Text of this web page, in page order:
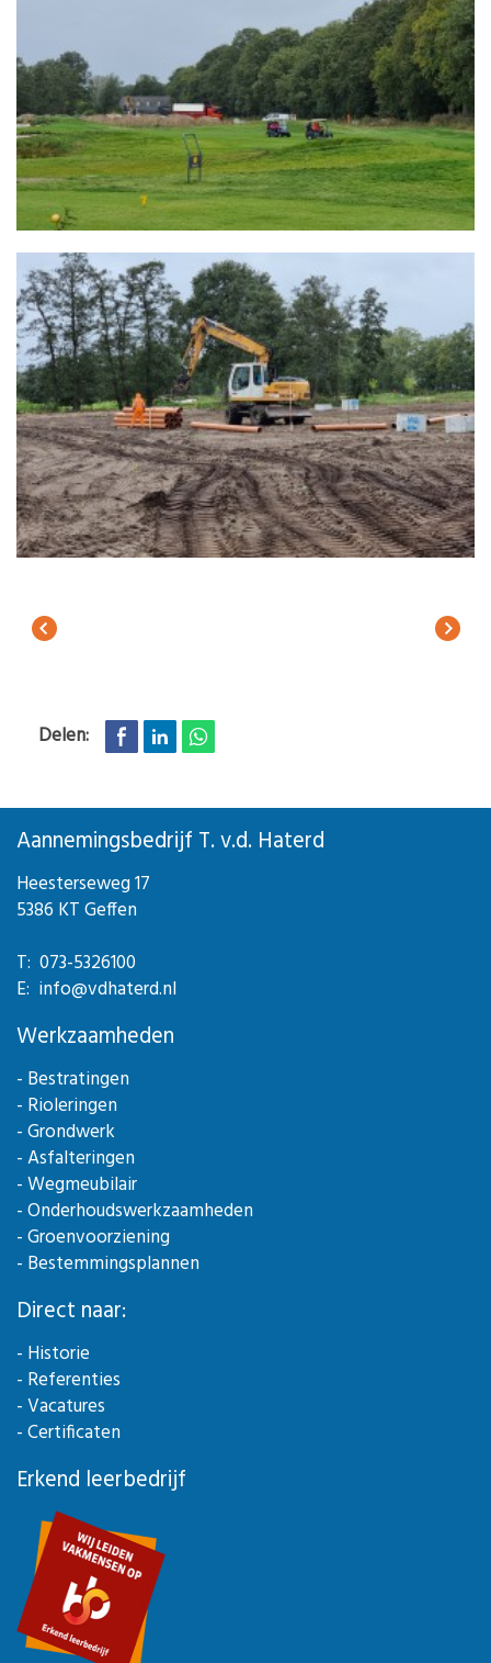
Delen:
Aannemingsbedrijf T. v.d. Haterd
Heesterseweg 17
5386 KT Geffen
T: 073-5326100
E: info@vdhaterd.nl
Werkzaamheden
- Bestratingen
- Rioleringen
- Grondwerk
- Asfalteringen
- Wegmeubilair
- Onderhoudswerkzaamheden
- Groenvoorziening
- Bestemmingsplannen
Direct naar:
- Historie
- Referenties
- Vacatures
- Certificaten
Erkend leerbedrijf